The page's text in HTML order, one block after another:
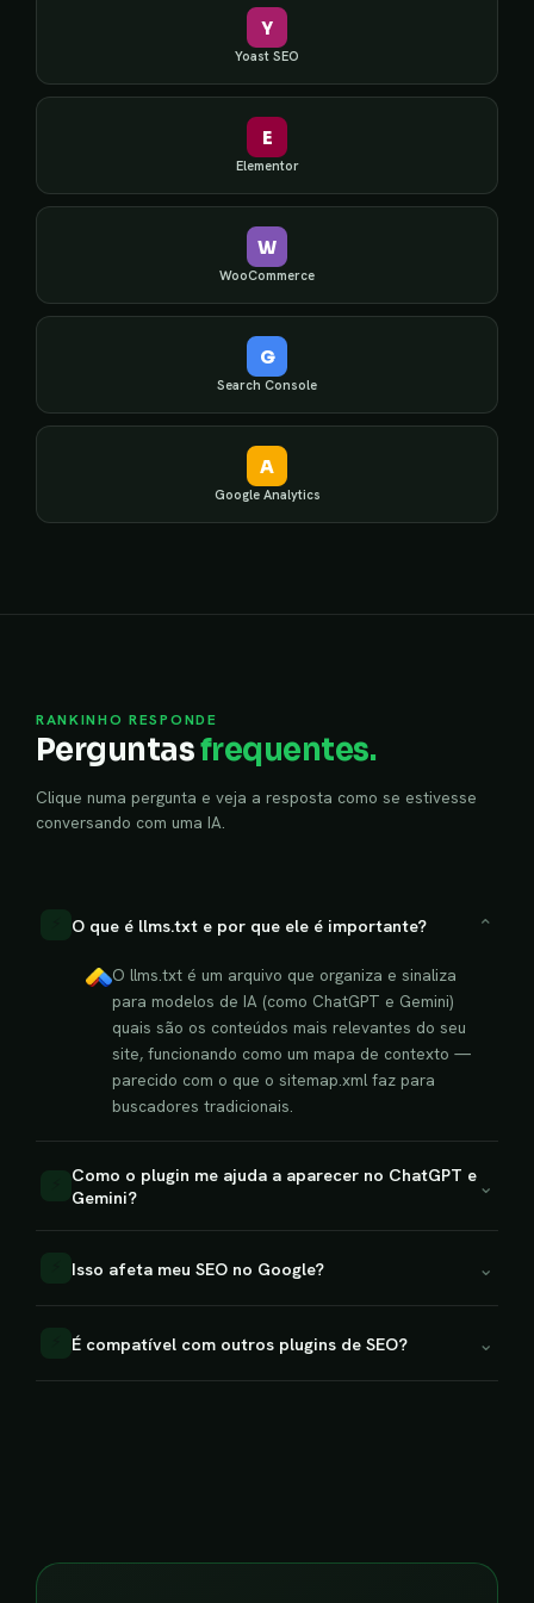
Y
Yoast SEO
E
Elementor
W
WooCommerce
G
Search Console
A
Google Analytics
RANKINHO RESPONDE
Perguntasfrequentes.
Clique numa pergunta e veja a resposta como se estivesse
conversando com uma IA.
O que é llms.txt e por que ele é importante? ⌄
O llms.txt é um arquivo que organiza e sinaliza
para modelos de IA (como ChatGPT e Gemini)
quais são os conteúdos mais relevantes do seu
site, funcionando como um mapa de contexto —
parecido com o que o sitemap.xml faz para
buscadores tradicionais.
Como o plugin me ajuda a aparecer no ChatGPT e
Gemini?
⌄
Isso afeta meu SEO no Google? ⌄
É compatível com outros plugins de SEO? ⌄